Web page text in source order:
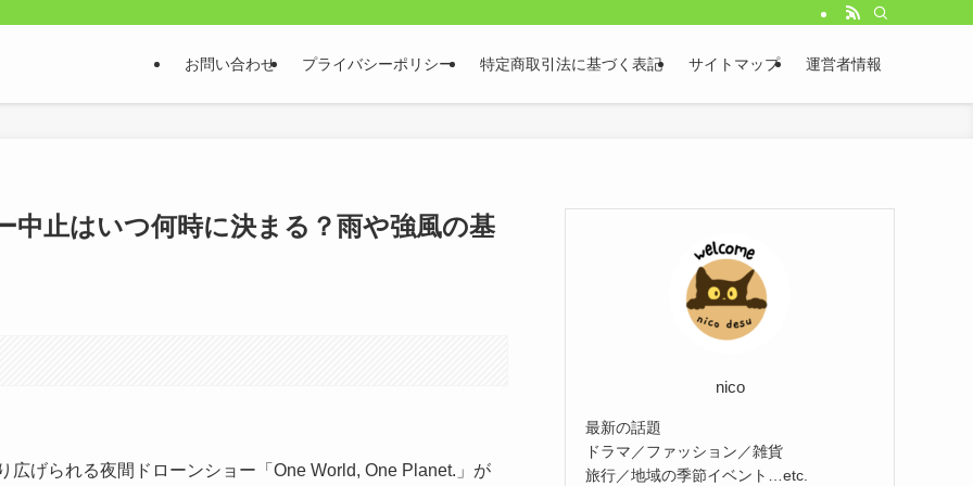
お問い合わせ プライバシーポリシー 特定商取引法に基づく表記 サイトマップ 運営者情報
中止はいつ何時に決まる？雨や強風の基
げられる夜間ドローンショー「One World, One Planet.」が
nico
最新の話題
ドラマ／ファッション／雑貨
旅行／地域の季節イベント…etc.